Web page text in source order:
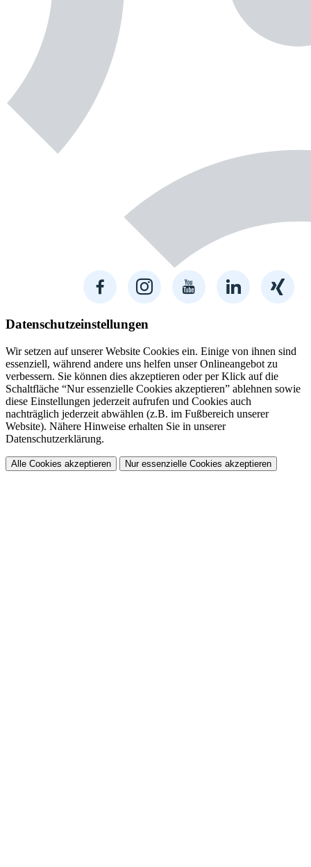
Datenschutzeinstellungen
Wir setzen auf unserer Website Cookies ein. Einige von ihnen sind
essenziell, während andere uns helfen unser Onlineangebot zu
verbessern. Sie können dies akzeptieren oder per Klick auf die
Schaltfläche “Nur essenzielle Cookies akzeptieren” ablehnen sowie
diese Einstellungen jederzeit aufrufen und Cookies auch
nachträglich jederzeit abwählen (z.B. im Fußbereich unserer
Website). Nähere Hinweise erhalten Sie in unserer
Datenschutzerklärung.
Alle Cookies akzeptieren Nur essenzielle Cookies akzeptieren